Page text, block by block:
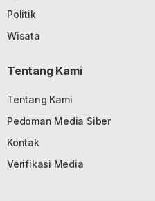
Politik
Wisata
Tentang Kami
Tentang Kami
Pedoman Media Siber
Kontak
Verifikasi Media